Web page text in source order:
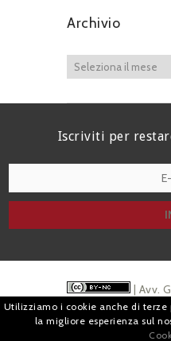
Archivio
Iscriviti per
| Avv.
Piazza di
Utilizziamo i cookie anche di terze
la migliore esperienza sul